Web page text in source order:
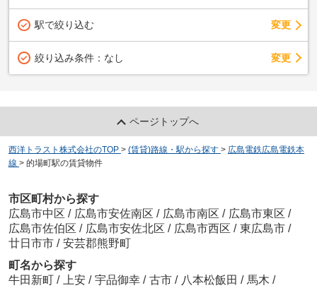
駅で絞り込む 変更
絞り込み条件： なし 変更
ページトップへ
西洋トラスト株式会社のTOP > (賃貸)路線・駅から探す > 広島電鉄広島電鉄本
線 > 的場町駅の賃貸物件
市区町村から探す
広島市中区 / 広島市安佐南区 / 広島市南区 / 広島市東区 /
広島市佐伯区 / 広島市安佐北区 / 広島市西区 / 東広島市 /
廿日市市 / 安芸郡熊野町
町名から探す
牛田新町 / 上安 / 宇品御幸 / 古市 / 八本松飯田 / 馬木 /